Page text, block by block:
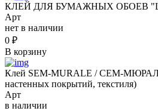
КЛЕЙ ДЛЯ БУМАЖНЫХ ОБОЕВ
Арт
нет в наличии
0 ₽
В корзину
Клей SEM-MURALE / СЕМ-
настенных покрытий, текстиля)
Арт
в наличии